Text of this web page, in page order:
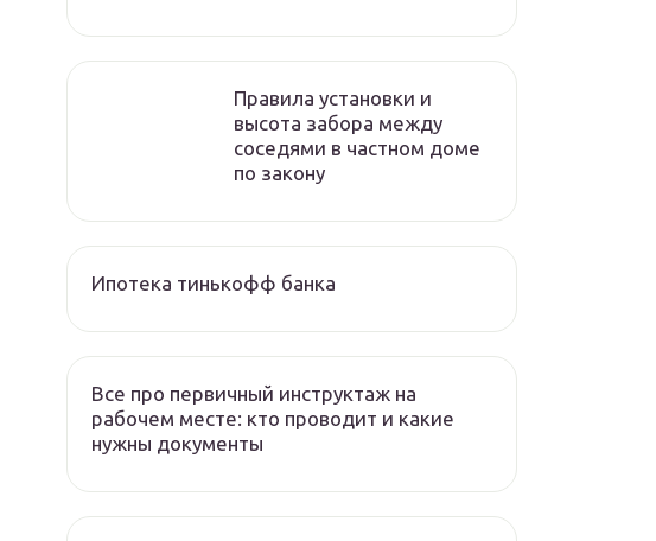
Правила установки и
высота забора между
соседями в частном доме
по закону
Ипотека тинькофф банка
Все про первичный инструктаж на
рабочем месте: кто проводит и какие
нужны документы